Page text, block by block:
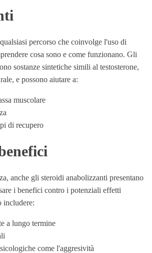
percorso che coinvolge l'uso di
cosa sono e come funzionano. Gli
sostanze sintetiche simili al testosterone,
e possono aiutare a:
muscolare
di recupero
anche gli steroidi anabolizzanti presentano
i benefici contro i potenziali effetti
includere:
a lungo termine
come l'aggresività